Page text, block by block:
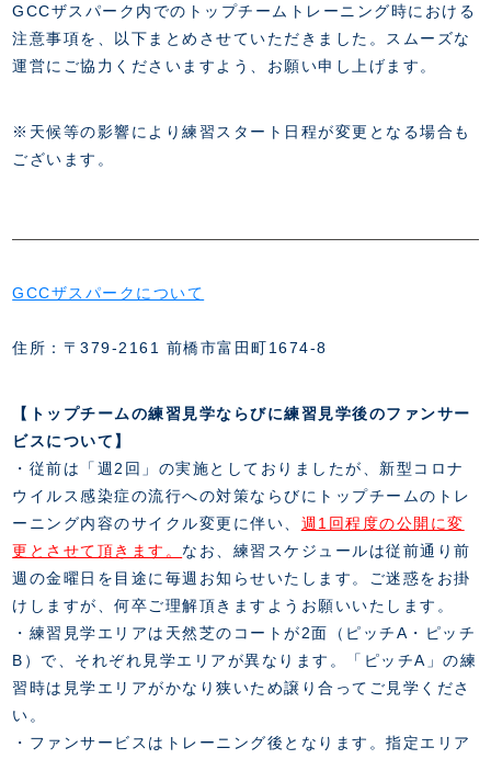
U-15
U-12
スクール概要
スタッフ
スクール会員規約
TheSpark
施設紹介
店舗エリアガイド
GCCザスパーク内でのトップチームトレーニング時における
注意事項を、以下まとめさせていただきました。スムーズな
運営にご協力くださいますよう、お願い申し上げます。
※天候等の影響により練習スタート日程が変更となる場合も
ございます。
GCCザスパークについて
住所：〒379-2161 前橋市富田町1674-8
【トップチームの練習見学ならびに練習見学後のファンサー
ビスについて】
・従前は「週2回」の実施としておりましたが、新型コロナ
ウイルス感染症の流行への対策ならびにトップチームのトレ
ーニング内容のサイクル変更に伴い、 週1回程度の公開に変
更とさせて頂きます。 なお、練習スケジュールは従前通り前
週の金曜日を目途に毎週お知らせいたします。ご迷惑をお掛
けしますが、何卒ご理解頂きますようお願いいたします。
・練習見学エリアは天然芝のコートが2面（ピッチA・ピッチ
B）で、それぞれ見学エリアが異なります。「ピッチA」の練
習時は見学エリアがかなり狭いため譲り合ってご見学くださ
い。
・ファンサービスはトレーニング後となります。指定エリア